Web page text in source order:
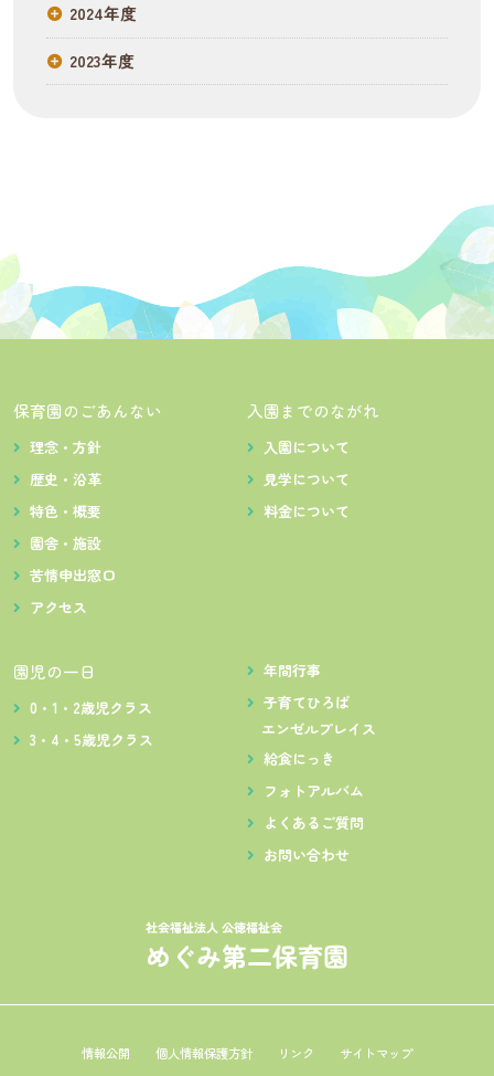
2024年度
2023年度
保育園のごあんない
理念・方針
歴史・沿革
特色・概要
園舎・施設
苦情申出窓口
アクセス
入園までのながれ
入園について
見学について
料金について
園児の一日
0・1・2歳児クラス
3・4・5歳児クラス
年間行事
子育てひろば
エンゼルプレイス
給食にっき
フォトアルバム
よくあるご質問
お問い合わせ
情報公開 個人情報保護方針 リンク サイトマップ